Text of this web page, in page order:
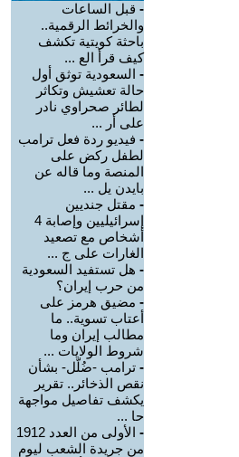
- قبل الساعات
والخرائط الرقمية..
باحثة كويتية تكشف
كيف قرأ الع ...
- السعودية توثق أول
حالة تعشيش وتكاثر
لطائر صحراوي نادر
على أر ...
- فيديو ردة فعل ترامب
لطفل ركض على
المنصة وما قاله عن
بايدن يل ...
- مقتل جنديين
إسرائيليين وإصابة 4
أشخاص مع تصعيد
الغارات على ج ...
- هل تستفيد السعودية
من حرب إيران؟
- مضيق هرمز على
أعتاب تسوية.. ما
مطالب إيران وما
شروط الولايات ...
- ترامب -ضُلّل- بشأن
نقص الذخائر.. تقرير
يكشف تفاصيل مواجهة
حا ...
-
الأولى من العدد 1912
من جريدة الشعب ليوم